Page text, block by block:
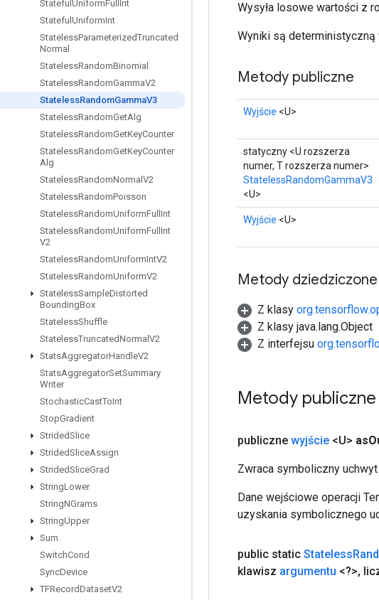
Stateful UniformFull Int
Stateful UniformInt
StatelessParameterizedTruncated
Normal
StatelessRandomBinomial
StatelessRandomGammaV2
StatelessRandomGammaV3
StatelessRandomGetAlg
StatelessRandomGetKeyCounter
StatelessRandomGetKeyCounter
Alg
StatelessRandomNormal V2
StatelessRandomPoisson
StatelessRandomUniformFull Int
StatelessRandomUniformFull Int
V2
StatelessRandomUniformIntV2
StatelessRandomUniformV2
StatelessSampleDistorted
BoundingBox
StatelessShuffle
StatelessTruncatedNormal V2
StatsAggregatorHandleV2
StatsAggregatorSetSummary
Writer
StochasticCastToInt
StopGradient
StridedSlice
StridedSliceAssign
StridedSliceGrad
StringLower
StringNGrams
StringUpper
Sum
SwitchCond
SyncDevice
TFRecordDatasetV2
Wysyła losowe wartości z
Wyniki są deterministyczną
Metody publiczne
Wyjście <U>
statyczny <U rozszerza
numer, T rozszerza numer>
StatelessRandomGammaV3
<U>
Wyjście <U>
Metody dziedziczone
Z klasy
Z klasy java.lang.Object
Z interfejsu
Metody publiczne
publiczne wyjście <U> as
Zwraca symboliczny
Dane wejściowe operacji
uzyskania symbolicznego
public static Stateless
klawisz argumentu <?>,